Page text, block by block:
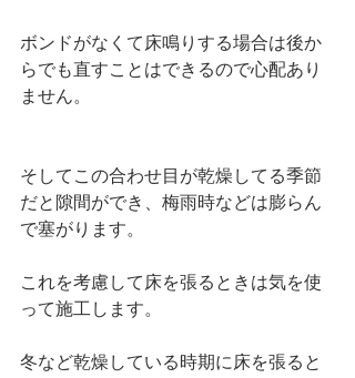
ボンドがなくて床鳴りする場合は後か
らでも直すことはできるので心配あり
ません。
そしてこの合わせ目が乾燥してる季節
だと隙間ができ、梅雨時などは膨らん
で塞がります。
これを考慮して床を張るときは気を使
って施工します。
冬など乾燥している時期に床を張ると